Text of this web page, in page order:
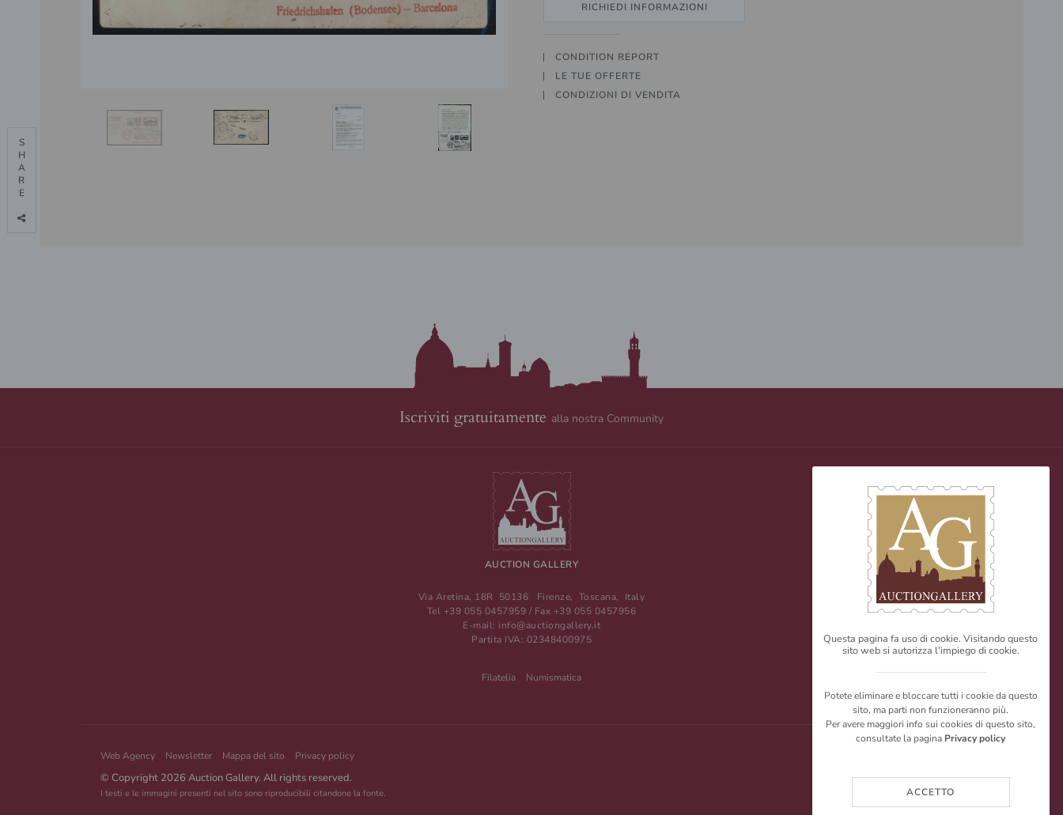
RICHIEDI INFORMAZIONI
CONDITION REPORT
LE TUE OFFERTE
CONDIZIONI DI VENDITA
Iscriviti gratuitamente alla nostra Community
AUCTION GALLERY
Via Aretina, 18R 50136 Firenze, Toscana, Italy
Tel +39 055 0457959 / Fax +39 055 0457956
E-mail: info@auctiongallery.it
Partita IVA: 02348400975
Filatelia Numismatica
Web Agency Newsletter Mappa del sito Privacy policy
© Copyright 2026 Auction Gallery. All rights reserved.
I testi e le immagini presenti nel sito sono riproducibili citandone la fonte.
S
H
A
R
E
Questa pagina fa uso di cookie. Visitando questo
sito web si autorizza l'impiego di cookie.
Potete eliminare e bloccare tutti i cookie da questo
sito, ma parti non funzioneranno più.
Per avere maggiori info sui cookies di questo sito,
consultate la pagina Privacy policy
ACCETTO